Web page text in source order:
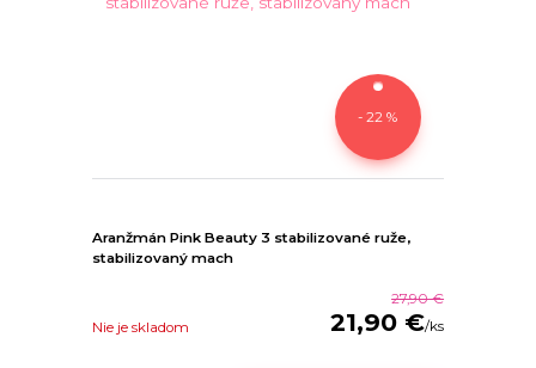
- 22 %
Aranžmán Pink Beauty 3 stabilizované ruže,
stabilizovaný mach
27,90 €
21,90 €/ks
Nie je skladom